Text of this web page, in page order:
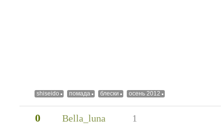
shiseido помада блески осень 2012
0 Bella_luna 1